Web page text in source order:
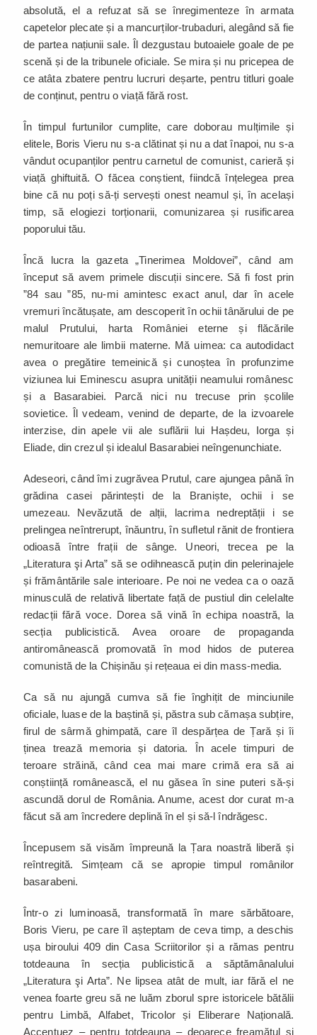
absolută, el a refuzat să se înregimenteze în armata
capetelor plecate și a mancurților-trubaduri, alegând să fie
de partea națiunii sale. Îl dezgustau butoaiele goale de pe
scenă și de la tribunele oficiale. Se mira și nu pricepea de
ce atâta zbatere pentru lucruri deșarte, pentru titluri goale
de conținut, pentru o viață fără rost.
În timpul furtunilor cumplite, care doborau mulțimile și
elitele, Boris Vieru nu s-a clătinat și nu a dat înapoi, nu s-a
vândut ocupanților pentru carnetul de comunist, carieră și
viață ghiftuită. O făcea conștient, fiindcă înțelegea prea
bine că nu poți să-ți servești onest neamul și, în același
timp, să elogiezi torționarii, comunizarea și rusificarea
poporului tău.
Încă lucra la gazeta „Tinerimea Moldovei”, când am
început să avem primele discuții sincere. Să fi fost prin
”84 sau ”85, nu-mi amintesc exact anul, dar în acele
vremuri încătușate, am descoperit în ochii tânărului de pe
malul Prutului, harta României eterne și flăcările
nemuritoare ale limbii materne. Mă uimea: ca autodidact
avea o pregătire temeinică și cunoștea în profunzime
viziunea lui Eminescu asupra unității neamului românesc
și a Basarabiei. Parcă nici nu trecuse prin școlile
sovietice. Îl vedeam, venind de departe, de la izvoarele
interzise, din apele vii ale suflării lui Hașdeu, Iorga și
Eliade, din crezul și idealul Basarabiei neîngenunchiate.
Adeseori, când îmi zugrăvea Prutul, care ajungea până în
grădina casei părintești de la Braniște, ochii i se
umezeau. Nevăzută de alții, lacrima nedreptății i se
prelingea neîntrerupt, înăuntru, în sufletul rănit de frontiera
odioasă între frații de sânge. Uneori, trecea pe la
„Literatura şi Arta” să se odihnească puțin din pelerinajele
și frământările sale interioare. Pe noi ne vedea ca o oază
minusculă de relativă libertate față de pustiul din celelalte
redacții fără voce. Dorea să vină în echipa noastră, la
secția publicistică. Avea oroare de propaganda
antiromânească promovată în mod hidos de puterea
comunistă de la Chișinău și rețeaua ei din mass-media.
Ca să nu ajungă cumva să fie înghițit de minciunile
oficiale, luase de la baștină și, păstra sub cămașa subțire,
firul de sârmă ghimpată, care îl despărțea de Țară și îi
ținea trează memoria și datoria. În acele timpuri de
teroare străină, când cea mai mare crimă era să ai
conștiință românească, el nu găsea în sine puteri să-și
ascundă dorul de România. Anume, acest dor curat m-a
făcut să am încredere deplină în el și să-l îndrăgesc.
Începusem să visăm împreună la Țara noastră liberă și
reîntregită. Simțeam că se apropie timpul românilor
basarabeni.
Într-o zi luminoasă, transformată în mare sărbătoare,
Boris Vieru, pe care îl așteptam de ceva timp, a deschis
ușa biroului 409 din Casa Scriitorilor și a rămas pentru
totdeauna în secția publicistică a săptămânalului
„Literatura şi Arta”. Ne lipsea atât de mult, iar fără el ne
venea foarte greu să ne luăm zborul spre istoricele bătălii
pentru Limbă, Alfabet, Tricolor și Eliberare Națională.
Accentuez – pentru totdeauna – deoarece freamătul și